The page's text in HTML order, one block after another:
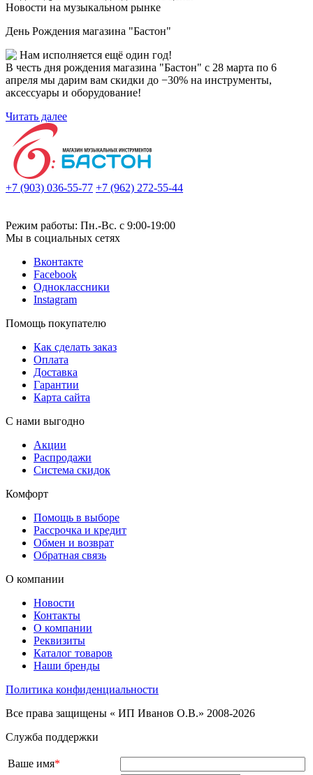
Новости на музыкальном рынке
День Рождения магазина "Бастон"
Нам исполняется ещё один год!
В честь дня рождения магазина "Бастон" с 28 марта по 6
апреля мы дарим вам скидки до −30% на инструменты,
аксессуары и оборудование!
Читать далее
+7 (903) 036-55-77 +7 (962) 272-55-44
Режим работы: Пн.-Вс. с 9:00-19:00
Мы в социальных сетях
Вконтакте
Facebook
Одноклассники
Instagram
Помощь покупателю
Как сделать заказ
Оплата
Доставка
Гарантии
Карта сайта
С нами выгодно
Акции
Распродажи
Система скидок
Комфорт
Помощь в выборе
Рассрочка и кредит
Обмен и возврат
Обратная связь
О компании
Новости
Контакты
О компании
Реквизиты
Каталог товаров
Наши бренды
Политика конфиденциальности
Все права защищены « ИП Иванов О.В.» 2008-2026
Служба поддержки
Ваше имя*